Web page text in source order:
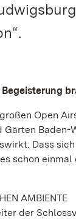
Open
Dass
schon
AMBIENTE
der